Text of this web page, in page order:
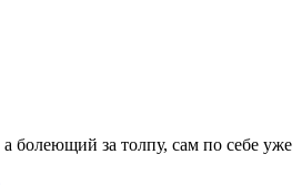
болеющий за толпу, сам по себе уже